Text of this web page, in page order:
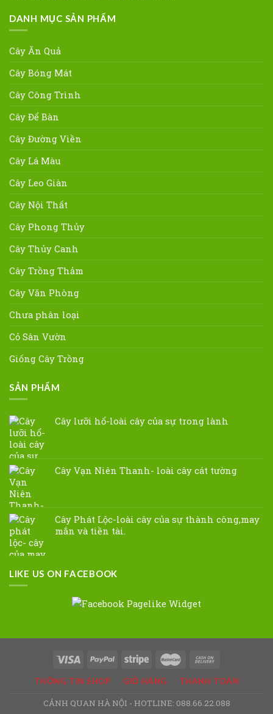
DANH MỤC SẢN PHẨM
Cây Ăn Quả
Cây Bóng Mát
Cây Công Trình
Cây Để Bàn
Cây Đường Viền
Cây Lá Màu
Cây Leo Giàn
Cây Nội Thất
Cây Phong Thủy
Cây Thủy Canh
Cây Trồng Thảm
Cây Văn Phòng
Chưa phân loại
Cỏ Sân Vườn
Giống Cây Trồng
SẢN PHẨM
Cây lưỡi hổ-loài cây của sự trong lành
Cây Vạn Niên Thanh- loài cây cát tường
Cây Phát Lộc-loài cây của sự thành công,may
mắn và tiền tài.
LIKE US ON FACEBOOK
THÔNG TIN SHOP GIỎ HÀNG THANH TOÁN
CẢNH QUAN HÀ NỘI - HOTLINE: 088.66.22.088